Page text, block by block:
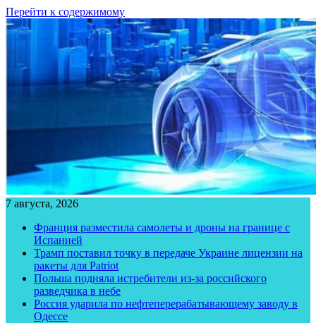
Перейти к содержимому
7 августа, 2026
Франция разместила самолеты и дроны на границе с
Испанией
Трамп поставил точку в передаче Украине лицензии на
ракеты для Patriot
Польша подняла истребители из-за российского
разведчика в небе
Россия ударила по нефтеперерабатывающему заводу в
Одессе